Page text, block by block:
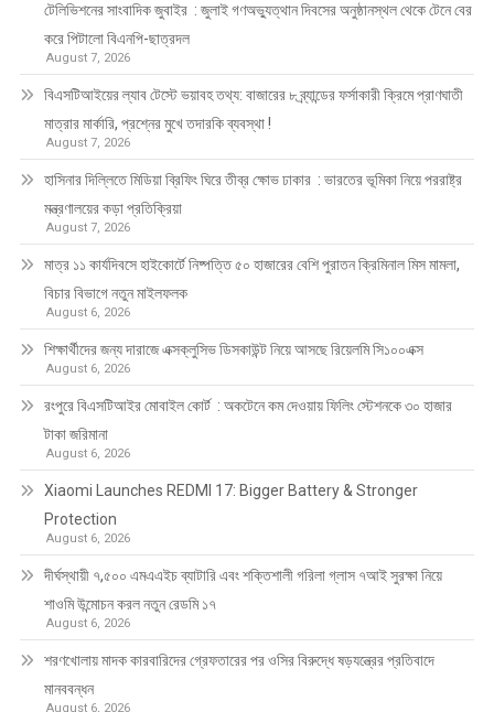
টেলিভিশনের সাংবাদিক জুবাইর : জুলাই গণঅভ্যুত্থান দিবসের অনুষ্ঠানস্থল থেকে টেনে বের
করে পিটালো বিএনপি-ছাত্রদল
August 7, 2026
বিএসটিআইয়ের ল্যাব টেস্টে ভয়াবহ তথ্য: বাজারের ৮ ব্র্যান্ডের ফর্সাকারী ক্রিমে প্রাণঘাতী
মাত্রার মার্কারি, প্রশ্নের মুখে তদারকি ব্যবস্থা !
August 7, 2026
হাসিনার দিল্লিতে মিডিয়া ব্রিফিং ঘিরে তীব্র ক্ষোভ ঢাকার : ভারতের ভূমিকা নিয়ে পররাষ্ট্র
মন্ত্রণালয়ের কড়া প্রতিক্রিয়া
August 7, 2026
মাত্র ১১ কার্যদিবসে হাইকোর্টে নিষ্পত্তি ৫০ হাজারের বেশি পুরাতন ক্রিমিনাল মিস মামলা,
বিচার বিভাগে নতুন মাইলফলক
August 6, 2026
শিক্ষার্থীদের জন্য দারাজে এক্সক্লুসিভ ডিসকাউন্ট নিয়ে আসছে রিয়েলমি সি১০০এক্স
August 6, 2026
রংপুরে বিএসটিআইর মোবাইল কোর্ট : অকটেনে কম দেওয়ায় ফিলিং স্টেশনকে ৩০ হাজার
টাকা জরিমানা
August 6, 2026
Xiaomi Launches REDMI 17: Bigger Battery & Stronger
Protection
August 6, 2026
দীর্ঘস্থায়ী ৭,৫০০ এমএএইচ ব্যাটারি এবং শক্তিশালী গরিলা গ্লাস ৭আই সুরক্ষা নিয়ে
শাওমি উন্মোচন করল নতুন রেডমি ১৭
August 6, 2026
শরণখোলায় মাদক কারবারিদের গ্রেফতারের পর ওসির বিরুদ্ধে ষড়যন্ত্রের প্রতিবাদে
মানববন্ধন
August 6, 2026